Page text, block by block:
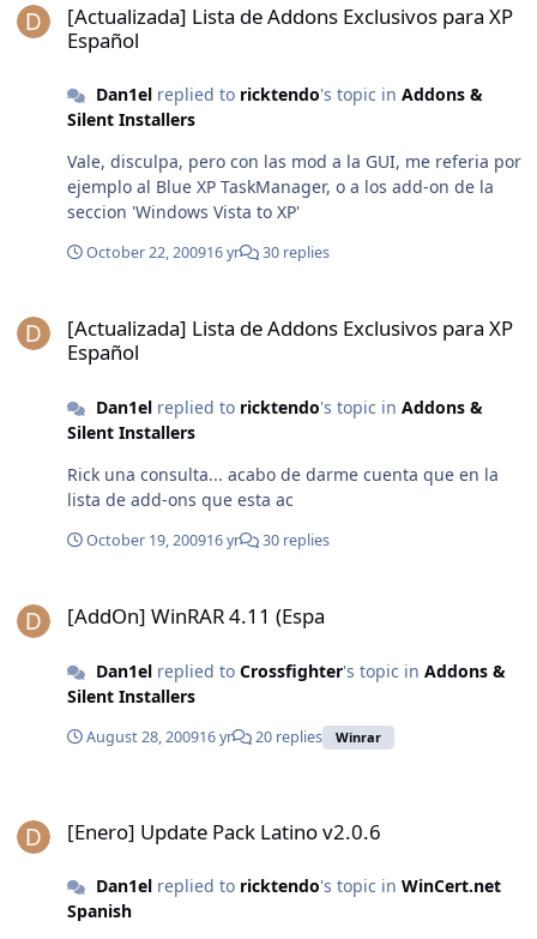
[Actualizada] Lista de Addons Exclusivos para XP
Español
Dan1elreplied to ricktendo's topic in Addons &
Silent Installers
Vale, disculpa, pero con las mod a la GUI, me referia por
ejemplo al Blue XP TaskManager, o a los add-on de la
seccion 'Windows Vista to XP'
October 22, 200916 yr 30 replies
[Actualizada] Lista de Addons Exclusivos para XP
Español
Dan1elreplied to ricktendo's topic in Addons &
Silent Installers
Rick una consulta... acabo de darme cuenta que en la
lista de add-ons que esta ac
October 19, 200916 yr 30 replies
[AddOn] WinRAR 4.11 (Espa
Dan1elreplied to Crossfighter's topic in Addons &
Silent Installers
August 28, 200916 yr 20 replies Winrar
[Enero] Update Pack Latino v2.0.6
Dan1elreplied to ricktendo's topic in WinCert.net
Spanish